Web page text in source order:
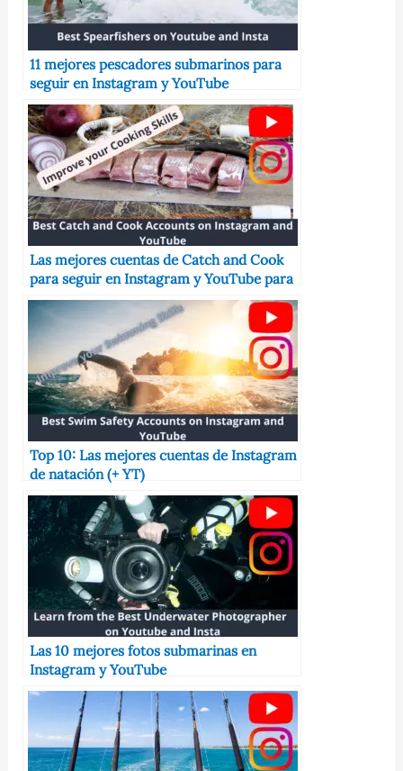
11 mejores pescadores submarinos para
seguir en Instagram y YouTube
Las mejores cuentas de Catch and Cook
para seguir en Instagram y YouTube para
ayudar a transformar su próxima captura
en una comida deliciosa
Top 10: Las mejores cuentas de Instagram
de natación (+ YT)
Las 10 mejores fotos submarinas en
Instagram y YouTube